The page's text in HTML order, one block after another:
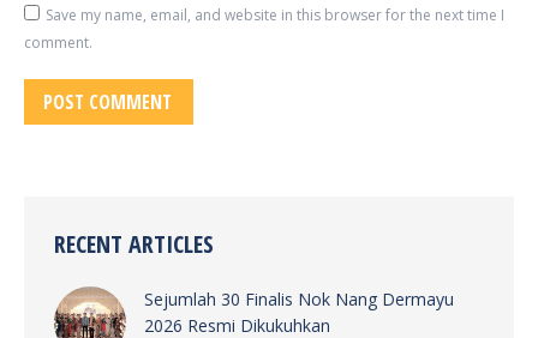
Save my name, email, and website in this browser for the next time I
comment.
POST COMMENT
RECENT ARTICLES
Sejumlah 30 Finalis Nok Nang Dermayu
2026 Resmi Dikukuhkan